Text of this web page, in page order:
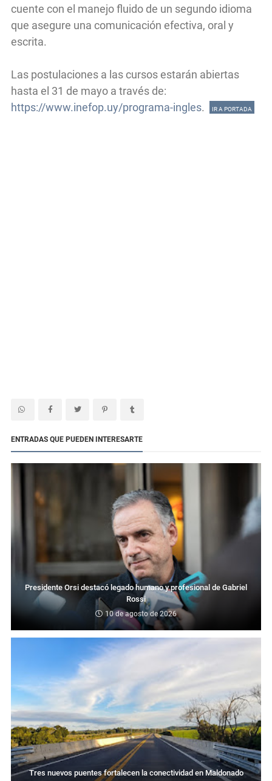
cuente con el manejo fluido de un segundo idioma
que asegure una comunicación efectiva, oral y
escrita.
Las postulaciones a las cursos estarán abiertas
hasta el 31 de mayo a través de:
https://www.inefop.uy/programa-ingles. IR A PORTADA
ENTRADAS QUE PUEDEN INTERESARTE
Presidente Orsi destacó legado humano y profesional de Gabriel
Rossi
10 de agosto de 2026
Tres nuevos puentes fortalecen la conectividad en Maldonado